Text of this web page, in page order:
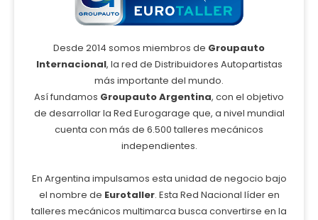
Desde 2014 somos miembros de Groupauto
Internacional, la red de Distribuidores Autopartistas
más importante del mundo.
Así fundamos Groupauto Argentina, con el objetivo
de desarrollar la Red Eurogarage que, a nivel mundial
cuenta con más de 6.500 talleres mecánicos
independientes.
En Argentina impulsamos esta unidad de negocio bajo
el nombre de Eurotaller. Esta Red Nacional líder en
talleres mecánicos multimarca busca convertirse en la